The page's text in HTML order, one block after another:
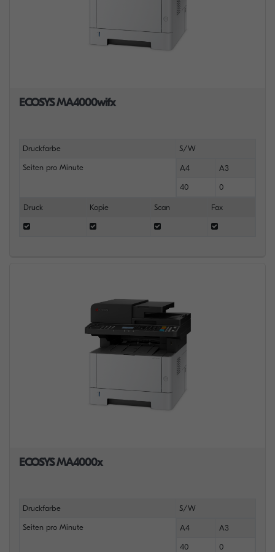
ECOSYS MA4000wifx
Druckfarbe S/W
Seiten pro Minute A4 A3
40 0
Druck Kopie Scan Fax
ECOSYS MA4000x
Druckfarbe S/W
Seiten pro Minute A4 A3
40 0